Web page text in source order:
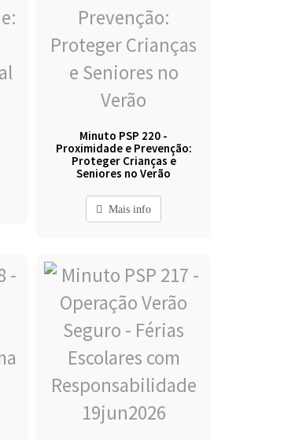
Minuto PSP 220 -
Proximidade e Prevenção:
Proteger Crianças e
Seniores no Verão
Mais info